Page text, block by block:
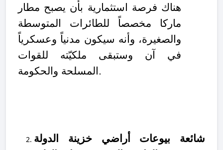
هناك فرصة استثمارية بأن يصبح مطار
ماركا مخصصاً للطائرات المتوسطة
والصغيرة، وأنه سيكون مدنياً وعسكرياً
في آن وستبقى ملكيّته للقوات
المسلحة والحكومة.
شائعة بيوعات أراضي خزينة الدولة